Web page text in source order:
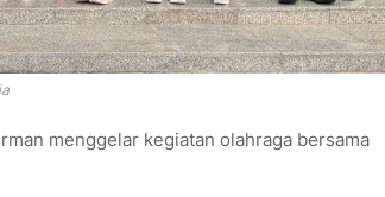
menggelar kegiatan olahraga bersama